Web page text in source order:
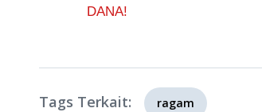
DANA!
Tags Terkait: ragam